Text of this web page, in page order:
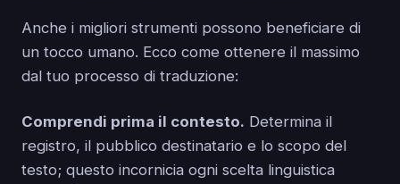
Anche i migliori strumenti possono beneficiare di
un tocco umano. Ecco come ottenere il massimo
dal tuo processo di traduzione:
Comprendi prima il contesto. Determina il
registro, il pubblico destinatario e lo scopo del
testo; questo incornicia ogni scelta linguistica